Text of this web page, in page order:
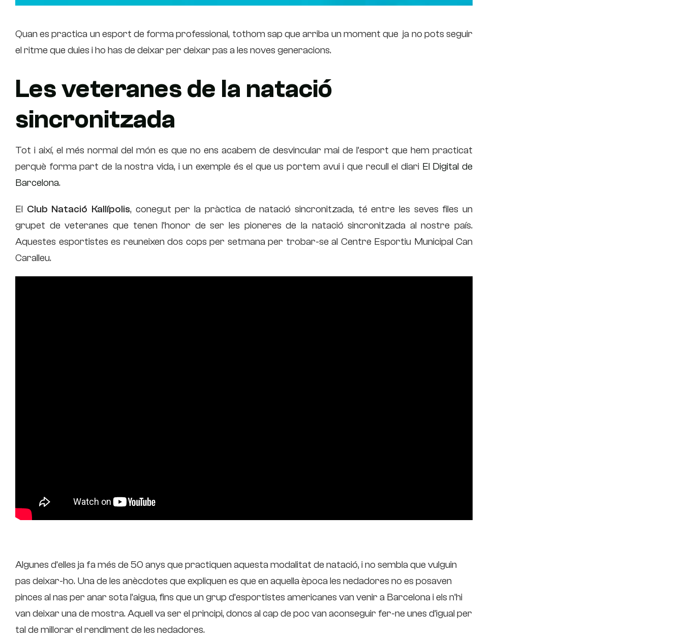
Quan es practica un esport de forma professional, tothom sap que arriba un moment que ja no pots seguir
el ritme que duies i ho has de deixar per deixar pas a les noves generacions.
Les veteranes de la natació
sincronitzada
Tot i així, el més normal del món es que no ens acabem de desvincular mai de l’esport que hem practicat
perquè forma part de la nostra vida, i un exemple és el que us portem avui i que recull el diari El Digital de
Barcelona.
El Club Natació Kallípolis, conegut per la pràctica de natació sincronitzada, té entre les seves files un
grupet de veteranes que tenen l’honor de ser les pioneres de la natació sincronitzada al nostre país.
Aquestes esportistes es reuneixen dos cops per setmana per trobar-se al Centre Esportiu Municipal Can
Caralleu.
Algunes d’elles ja fa més de 50 anys que practiquen aquesta modalitat de natació, i no sembla que vulguin
pas deixar-ho. Una de les anècdotes que expliquen es que en aquella època les nedadores no es posaven
pinces al nas per anar sota l’aigua, fins que un grup d’esportistes americanes van venir a Barcelona i els n’hi
van deixar una de mostra. Aquell va ser el principi, doncs al cap de poc van aconseguir fer-ne unes d’igual per
tal de millorar el rendiment de les nedadores.